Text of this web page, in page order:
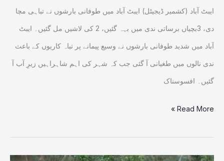
ایبٹ آباد (کشمیر ڈیجیٹل) ایبٹ آباد میں طوفانی بارشوں نے تباہی مچا
دی، 3بچیاں برساتی ندی میں بہہ گئیں، 2 کی لاشیں مل گئیں۔ ایبٹ
آباد میں شدید طوفانی بارشوں نے وسیع پیمانے پر تباہ کاریوں کے باعث
ندی نالوں میں طغیانی آ گئی جب کہ شہر کی اہم شاہراہیں زیرِ آب آ
گئیں۔ افسوسناک
گئیں
Read More »